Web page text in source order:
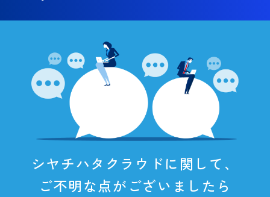
シヤチハタクラウドに関して、
ご不明な点がございましたら